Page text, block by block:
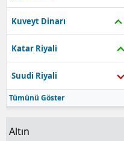
Kuveyt Dinarı
Katar Riyali
Suudi Riyali
Tümünü Göster
Altın